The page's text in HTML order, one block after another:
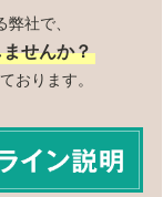
社で、
せんか？
おります。